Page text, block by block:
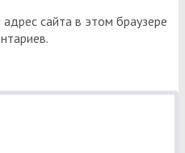
сайта в этом браузере